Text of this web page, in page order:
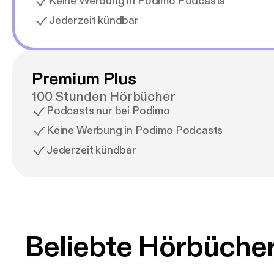
Jederzeit kündbar
Premium Plus
100 Stunden Hörbücher
Podcasts nur bei Podimo
Keine Werbung in Podimo Podcasts
Jederzeit kündbar
Beliebte